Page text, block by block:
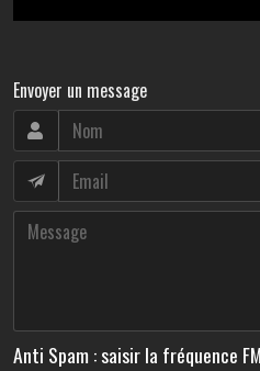
Envoyer un message
Anti Spam : saisir la fréquence